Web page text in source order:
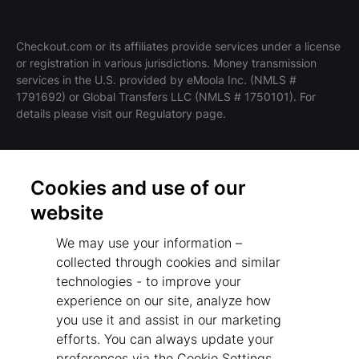
Checkout.com or its affiliates provide services under a license
or registration in various jurisdictions. Money transmission
services in the U.S. provided by eMoola Inc. (NMLS #
1791692) or Global Transfers LLC (NMLS # 1750101). For
details please visit our Regulatory page.
条款和政策
隐私政策
监管机构
Cookies Settings
免责声明
反现代奴隶制声明
Cookies and use of our
website
We may use your information –
collected through cookies and similar
technologies - to improve your
experience on our site, analyze how
you use it and assist in our marketing
efforts. You can always update your